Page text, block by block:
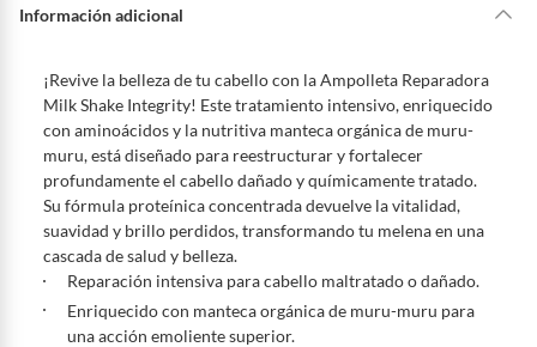
en todo momento. Por eso, como clientes cuentas con garantías y
De conformidad con lo establecido en el artículo 47 de la Ley 1480 de
2011 en armonía con el artículo 3 de la Ley 2439 de 2024, el término
para que el cliente ejerza su derecho de retracto será de cinco (5) días
hábiles contados a partir de la recepción del producto, adicional el
producto deberá estar en las mismas condiciones de la entrega; esto es,
en su caja original, con los sellos y sin uso.
Tienes 30 días calendario
desde que recibes el producto para
pedir su devolución. Ten en cuenta que hay productos de ciertas
categorías no se pueden devolver si cambias de opinión:
Ten en cuenta que hay productos de ciertas categorías no se
Información adicional
¡Revive la belleza de tu cabello con la Ampolleta Reparadora
Milk Shake Integrity! Este tratamiento intensivo, enriquecido
con aminoácidos y la nutritiva manteca orgánica de muru-
muru, está diseñado para reestructurar y fortalecer
profundamente el cabello dañado y químicamente tratado.
Su fórmula proteínica concentrada devuelve la vitalidad,
suavidad y brillo perdidos, transformando tu melena en una
cascada de salud y belleza.
Reparación intensiva para cabello maltratado o dañado.
Enriquecido con manteca orgánica de muru-muru para
una acción emoliente superior.